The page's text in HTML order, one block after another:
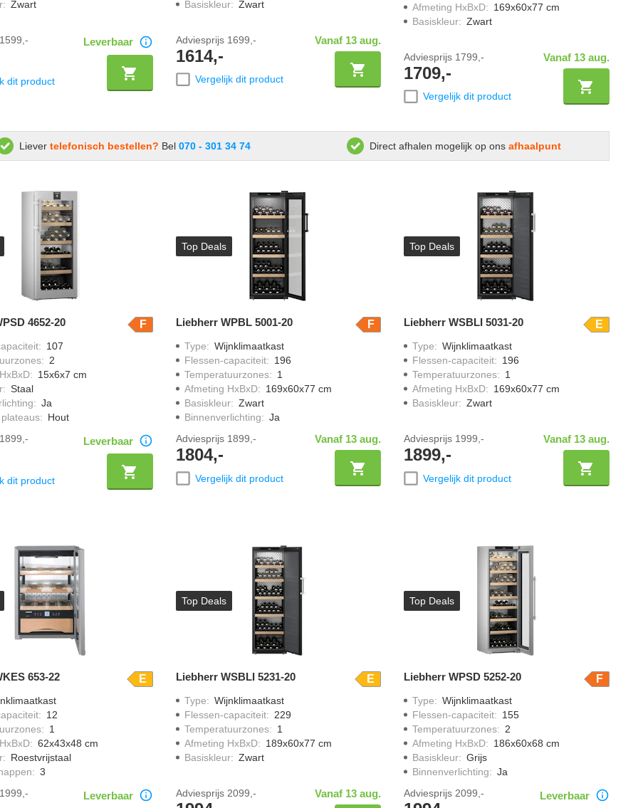
: Zwart
1599,-
dit product
Leverbaar
Basiskleur: Zwart
Adviesprijs 1699,-
1614,-
Vergelijk dit product
Vanaf 13 aug.
Afmeting HxBxD: 169x60x77 cm
Basiskleur: Zwart
Adviesprijs 1799,-
1709,-
Vergelijk dit product
Vanaf 13 aug.
Liever telefonisch bestellen? Bel 070 - 301 34 74 Direct afhalen mogelijk op ons afhaalpunt
4652-20 F
: 107
: 2
: 15x6x7 cm
: Staal
: Ja
: Hout
1899,-
dit product
Leverbaar
Top Deals
Liebherr WPBL 5001-20 F
Type: Wijnklimaatkast
Flessen-capaciteit: 196
Temperatuurzones: 1
Afmeting HxBxD: 169x60x77 cm
Basiskleur: Zwart
Binnenverlichting: Ja
Adviesprijs 1899,-
1804,-
Vergelijk dit product
Vanaf 13 aug.
Top Deals
Liebherr WSBLI 5031-20 E
Type: Wijnklimaatkast
Flessen-capaciteit: 196
Temperatuurzones: 1
Afmeting HxBxD: 169x60x77 cm
Basiskleur: Zwart
Adviesprijs 1999,-
1899,-
Vergelijk dit product
Vanaf 13 aug.
653-22 E
: 12
: 1
: 62x43x48 cm
: Roestvrijstaal
: 3
1999,- Leverbaar
Top Deals
Liebherr WSBLI 5231-20 E
Type: Wijnklimaatkast
Flessen-capaciteit: 229
Temperatuurzones: 1
Afmeting HxBxD: 189x60x77 cm
Basiskleur: Zwart
Adviesprijs 2099,- Vanaf 13 aug.
Top Deals
Liebherr WPSD 5252-20 F
Type: Wijnklimaatkast
Flessen-capaciteit: 155
Temperatuurzones: 2
Afmeting HxBxD: 186x60x68 cm
Basiskleur: Grijs
Binnenverlichting: Ja
Adviesprijs2099,- Leverbaar